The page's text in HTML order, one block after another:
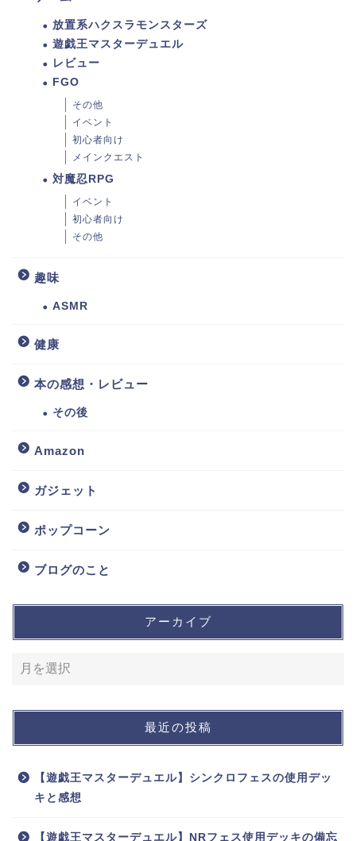
放置系ハクスラモンスターズ
遊戯王マスターデュエル
レビュー
FGO
その他
イベント
初心者向け
メインクエスト
対魔忍RPG
イベント
初心者向け
その他
趣味
ASMR
健康
本の感想・レビュー
その後
Amazon
ガジェット
ポップコーン
ブログのこと
アーカイブ
最近の投稿
【遊戯王マスターデュエル】シンクロフェスの使用デッ
キと感想
【遊戯王マスターデュエル】NRフェス使用デッキの備忘